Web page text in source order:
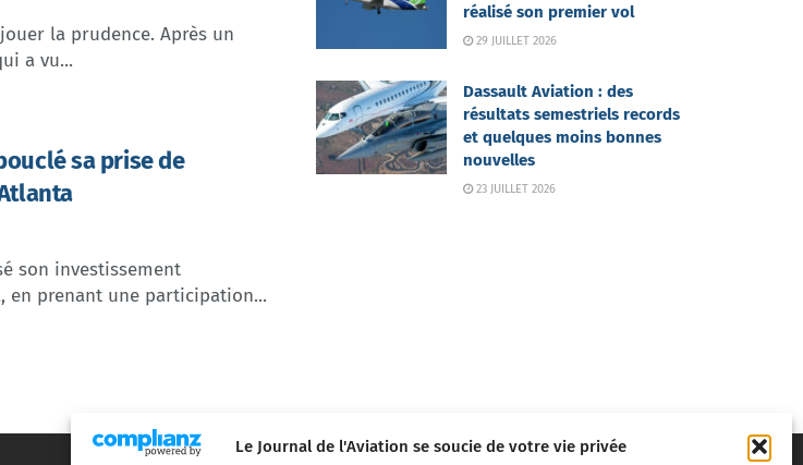
Le Journal de l'Aviation se soucie de votre vie privée
la prudence. Après un
a vu...
sa prise de
son investissement
en prenant une participation...
réalisé son premier vol
29 JUILLET 2026
Dassault Aviation : des
résultats semestriels records
et quelques moins bonnes
nouvelles
23 JUILLET 2026